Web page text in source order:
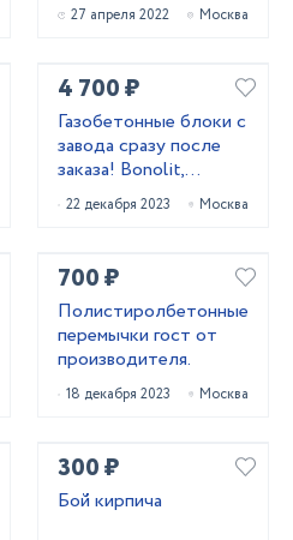
27 апреля 2022 Москва
4 700 ₽
Газобетонные блоки с
завода сразу после
заказа! Bonolit,
Pоritер, Cubi bloсk,
Блоки из Беларуси!
22 декабря 2023 Москва
700 ₽
Полистиролбетонные
перемычки гост от
производителя.
18 декабря 2023 Москва
300 ₽
Бой кирпича